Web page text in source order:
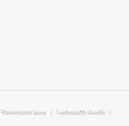
Հետադարձ կապ |Նախագծի մասին |